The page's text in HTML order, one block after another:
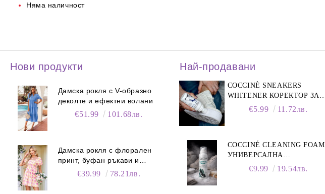
Няма наличност
Нови продукти
Дамска рокля с V-образно
деколте и ефектни волани
€51.99 101.68лв.
Дамска рокля с флорален
принт, буфан ръкави и
джобове€39.99 78.21лв.
Най-продавани
COCCINÈ SNEAKERS
WHITENER КОРЕКТОР ЗА
БЕЛИ МАРАТОНКИ, 75 ML
€5.99 11.72лв.
COCCINÉ CLEANING FOAM
УНИВЕРСАЛНА
ПОЧИСТВАЩА ПЯНА ЗА
€9.99 19.54лв.